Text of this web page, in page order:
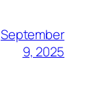
September
9, 2025